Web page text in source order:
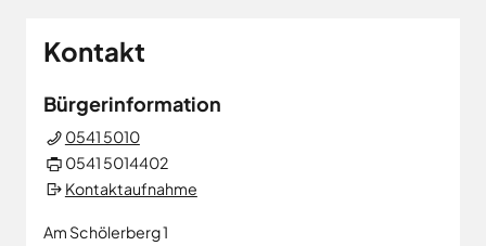
Kontakt
Bürgerinformation
0541 5010
0541 5014402
Kontaktaufnahme
Am Schölerberg 1
Ostercappeln
Wallenhorst